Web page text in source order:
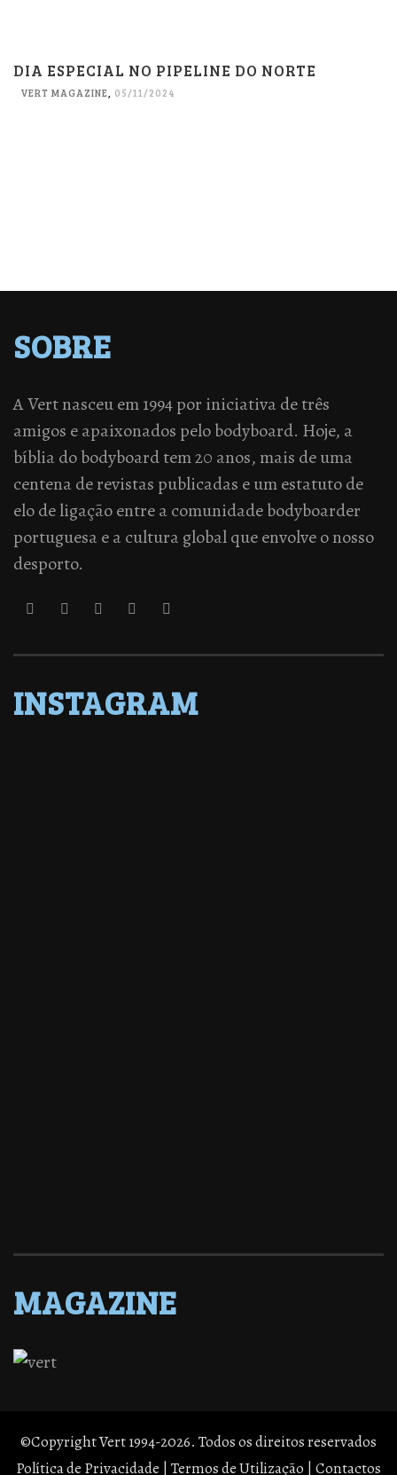
DIA ESPECIAL NO PIPELINE DO NORTE
VERT MAGAZINE, 05/11/2024
SOBRE
A Vert nasceu em 1994 por iniciativa de três
amigos e apaixonados pelo bodyboard. Hoje, a
bíblia do bodyboard tem 20 anos, mais de uma
centena de revistas publicadas e um estatuto de
elo de ligação entre a comunidade bodyboarder
portuguesa e a cultura global que envolve o nosso
desporto.
INSTAGRAM
MAGAZINE
©Copyright Vert 1994-2026. Todos os direitos reservados
Política de Privacidade | Termos de Utilização | Contactos